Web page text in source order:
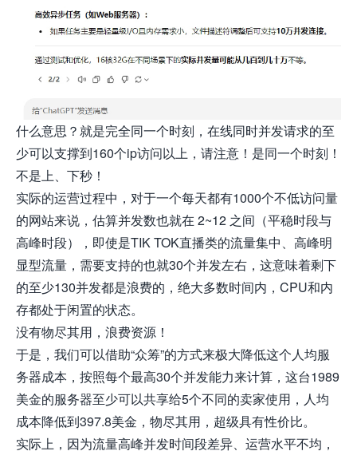
什么意思？就是完全同一个时刻，在线同时并发请求的至
少可以支撑到160个ip访问以上，请注意！是同一个时刻！
不是上、下秒！
实际的运营过程中，对于一个每天都有1000个不低访问量
的网站来说，估算并发数也就在 2~12 之间（平稳时段与
高峰时段），即使是TIK TOK直播类的流量集中、高峰明
显型流量，需要支持的也就30个并发左右，这意味着剩下
的至少130并发都是浪费的，绝大多数时间内，CPU和内
存都处于闲置的状态。
没有物尽其用，浪费资源！
于是，我们可以借助“众筹”的方式来极大降低这个人均服
务器成本，按照每个最高30个并发能力来计算，这台1989
美金的服务器至少可以共享给5个不同的卖家使用，人均
成本降低到397.8美金，物尽其用，超级具有性价比。
实际上，因为流量高峰并发时间段差异、运营水平不均，